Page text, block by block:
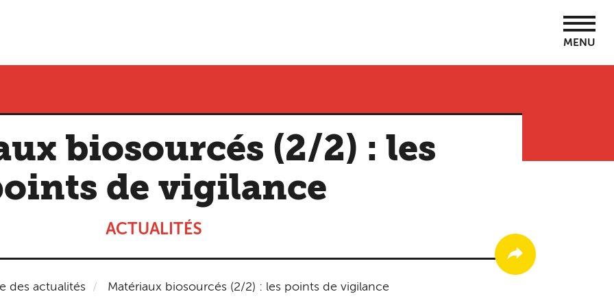
MENU
biosourcés (2/2) : les
de vigilance
ACTUALITÉS
des actualités Matériaux biosourcés (2/2) : les points de vigilance